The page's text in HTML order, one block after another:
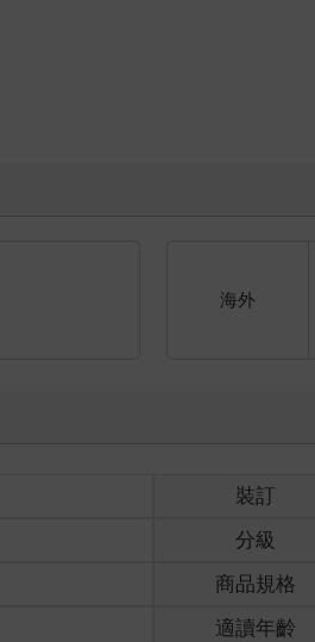
海外
裝訂
分級
商品規格
適讀年齡